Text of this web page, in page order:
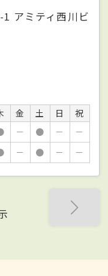
アミティ西川ビ
金 土 日
祝
－ ● －
－
－ ● － －